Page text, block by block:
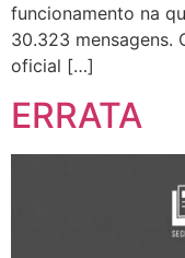
funcionamento na
30.323 mensagens.
oficial […]
ERRATA